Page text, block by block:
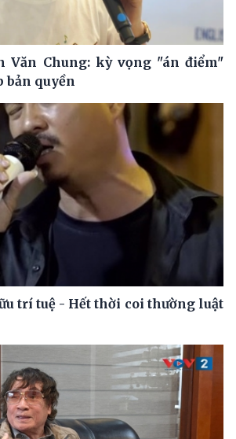
Văn Chung: kỳ vọng "án điểm"
bản quyền
trí tuệ - Hết thời coi thường luật